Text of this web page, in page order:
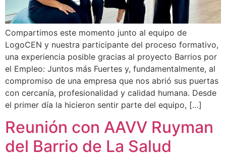
Compartimos este momento junto al equipo de
LogoCEN y nuestra participante del proceso formativo,
una experiencia posible gracias al proyecto Barrios por
el Empleo: Juntos más Fuertes y, fundamentalmente, al
compromiso de una empresa que nos abrió sus puertas
con cercanía, profesionalidad y calidad humana. Desde
el primer día la hicieron sentir parte del equipo, […]
Reunión con AAVV Ruyman
del Barrio de La Salud